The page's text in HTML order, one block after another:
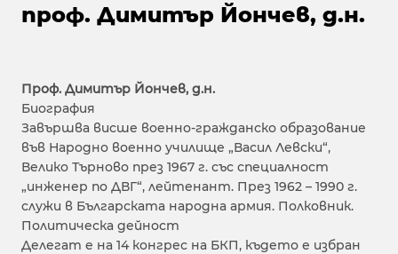
проф. Димитър Йончев, д.н.
Проф. Димитър Йончев, д.н.
Биография
Завършва висше военно-гражданско образование
във Народно военно училище „Васил Левски“,
Велико Търново през 1967 г. със специалност
„инженер по ДВГ“, лейтенант. През 1962 – 1990 г.
служи в Българската народна армия. Полковник.
Политическа дейност
Делегат е на 14 конгрес на БКП, където е избран